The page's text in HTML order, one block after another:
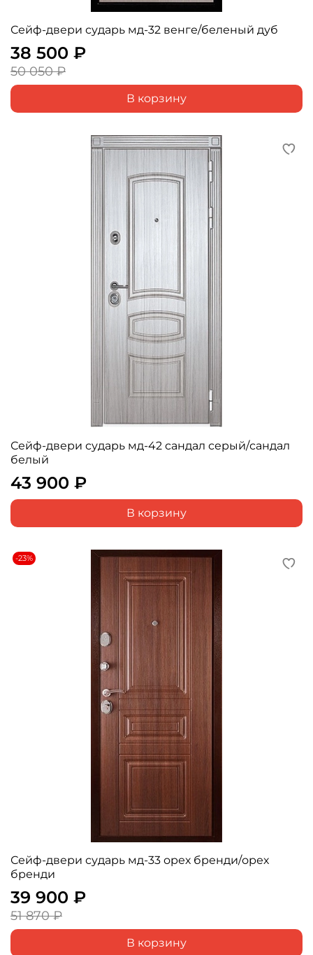
Сейф-двери сударь мд-32 венге/беленый дуб
38 500 ₽
50 050 ₽
В корзину
Сейф-двери сударь мд-42 сандал серый/сандал
белый
43 900 ₽
В корзину
-23%
Сейф-двери сударь мд-33 орех бренди/орех
бренди
39 900 ₽
51 870 ₽
В корзину